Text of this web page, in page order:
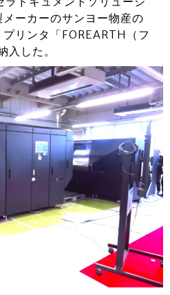
ーカーのサンヨー物産の
リンタ「FOREARTH（フ
入した。